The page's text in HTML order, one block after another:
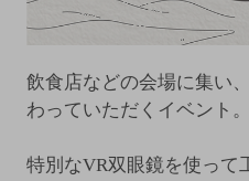
飲食店などの会場に集い
わっていただくイベント。
特別なVR双眼鏡を使って